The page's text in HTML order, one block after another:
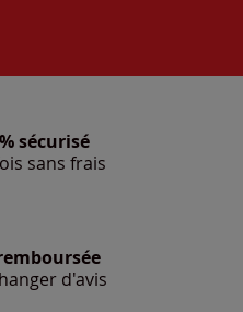
sécurisé
sans frais
d'avis